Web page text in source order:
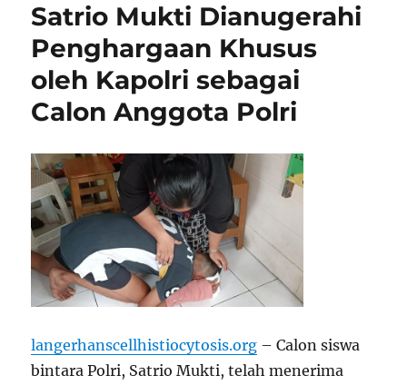
Satrio Mukti Dianugerahi
Penghargaan Khusus
oleh Kapolri sebagai
Calon Anggota Polri
langerhanscellhistiocytosis.org – Calon siswa
bintara Polri, Satrio Mukti, telah menerima